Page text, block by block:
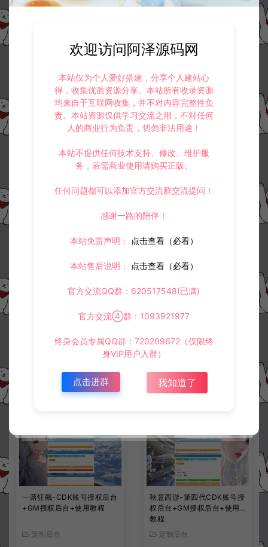
1. 本站资源售价只是赞助，收取费用仅维持本站的日常运营所需。
将会第一时间解决！
侵权联系邮箱：32838727@qq.com
阿泽源码网 定制后台 仙侠手游【剑侠情缘】通用新版GM授权
https://www.lyzwlkj.vip/4756/dzht/
复
下一篇：
常见问题
相关资源
一蕗狂飆-CDK账号授权后台
+GM授权后台+使用教程
定制后台
秋意西游-第四代CDK账号授
权后台+GM授权后台+使用
教程
定制后台
欢迎访问阿泽源码网
本站仅为个人爱好搭建，分享个人建站心
得，收集优质资源分享。本站所有收录资源
均来自于互联网收集，并不对内容完整性负
责。本站资源仅供学习交流之用，不对任何
人的商业行为负责，切勿非法用途！
本站不提供任何技术支持、修改、维护服
务，若需商业使用请购买正版。
任何问题都可以添加官方交流群交流提问！
感谢一路的陪伴！
本站免责声明： 点击查看（必看）
本站售后说明： 点击查看（必看）
官方交流QQ群：620517548(已满)
官方交流④群：1093921977
终身会员专属QQ群：720209672（仅限终
身VIP用户入群）
点击进群 我知道了